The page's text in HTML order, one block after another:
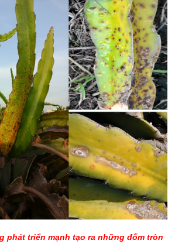
phát triển mạnh tạo ra những đốm tròn